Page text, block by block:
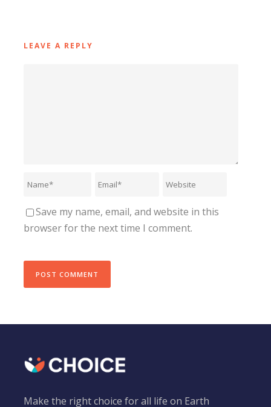
LEAVE A REPLY
Save my name, email, and website in this
browser for the next time I comment.
Make the right choice for all life on Earth